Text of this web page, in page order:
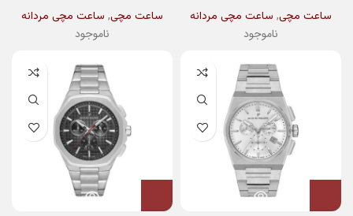
ساعت مچی, ساعت مچی مردانه
ناموجود
ساعت مچی, ساعت مچی مردانه
ناموجود